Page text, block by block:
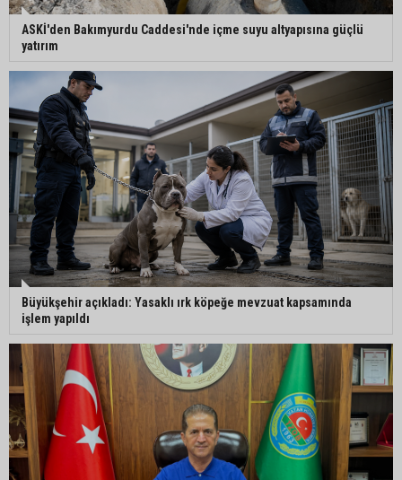
ASKİ'den Bakımyurdu Caddesi'nde içme suyu altyapısına güçlü
yatırım
Büyükşehir açıkladı: Yasaklı ırk köpeğe mevzuat kapsamında
işlem yapıldı